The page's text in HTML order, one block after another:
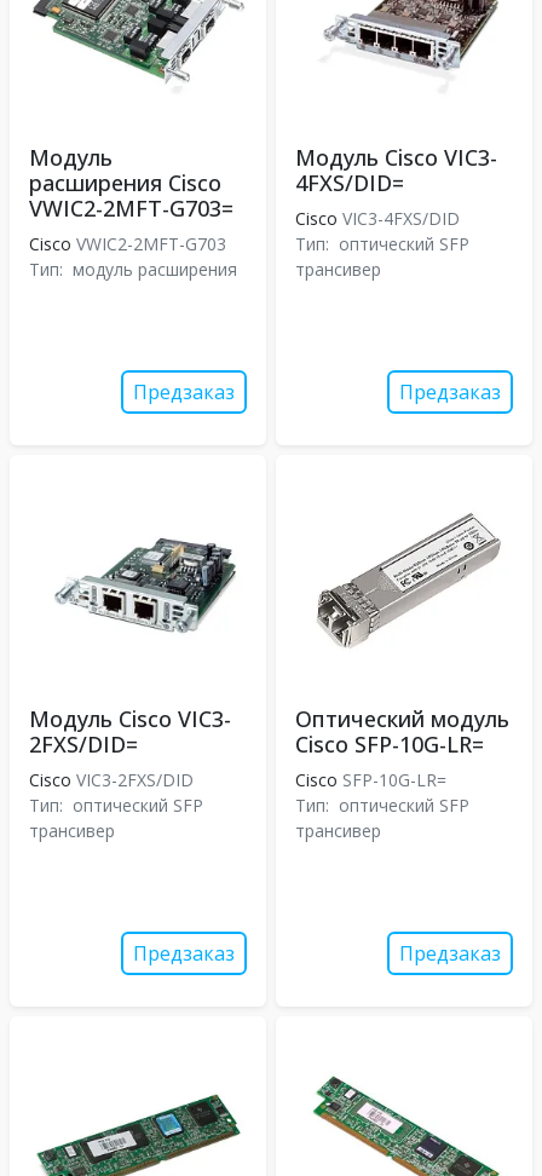
Модуль
расширения Cisco
VWIC2-2MFT-G703=
Cisco VWIC2-2MFT-G703
Тип: модуль расширения
Предзаказ
Модуль Cisco VIC3-
4FXS/DID=
Cisco VIC3-4FXS/DID
Тип: оптический SFP
трансивер
Предзаказ
Модуль Cisco VIC3-
2FXS/DID=
Cisco VIC3-2FXS/DID
Тип: оптический SFP
трансивер
Предзаказ
Оптический модуль
Cisco SFP-10G-LR=
Cisco SFP-10G-LR=
Тип: оптический SFP
трансивер
Предзаказ